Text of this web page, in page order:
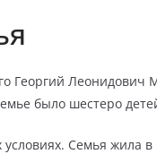
Георгий Леонидович
было шестеро
Семья жила